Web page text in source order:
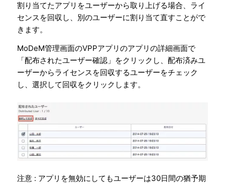
割り当てたアプリをユーザーから取り上げる場合、ライ
センスを回収し、別のユーザーに割り当て直すことがで
きます。
MoDeM管理画面のVPPアプリのアプリの詳細画面で
「配布されたユーザー確認」をクリックし、配布済みユ
ーザーからライセンスを回収するユーザーをチェック
し、選択して回収をクリックします。
注意 : アプリを無効にしてもユーザーは30日間の猶予期